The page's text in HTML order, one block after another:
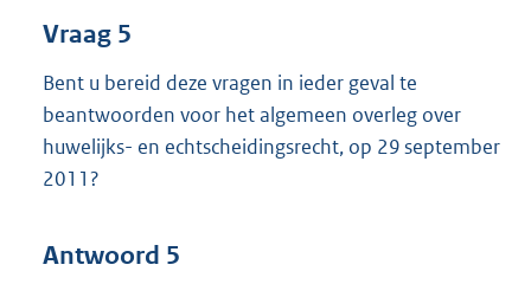
Vraag 5
Bent u bereid deze vragen in ieder geval te
beantwoorden voor het algemeen overleg over
huwelijks- en echtscheidingsrecht, op 29 september
2011?
Antwoord 5